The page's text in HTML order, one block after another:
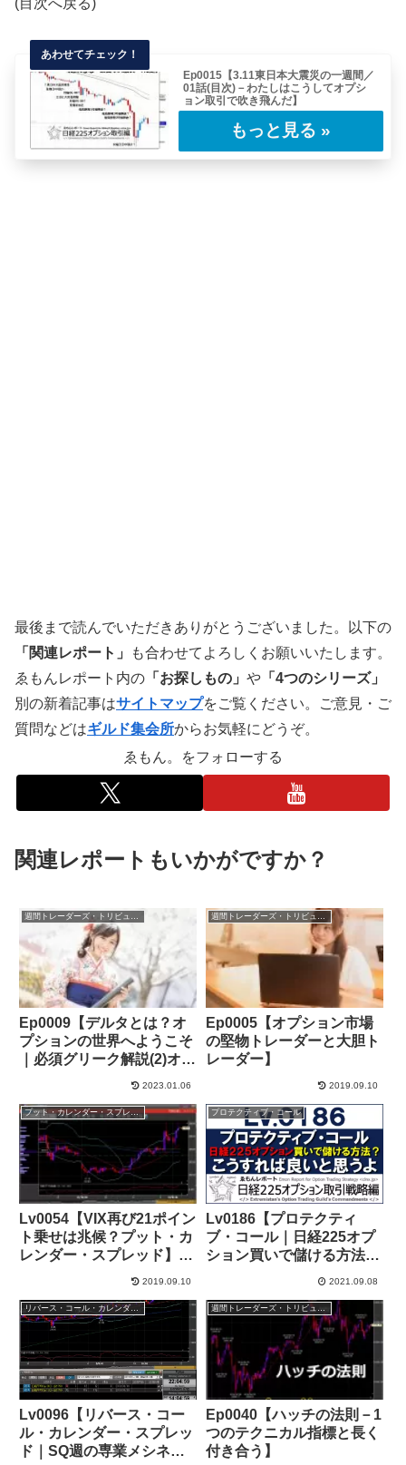
(目次へ戻る)
Ep0015【3.11東日本大震災の一週間／
01話(目次)－わたしはこうしてオプシ
ョン取引で吹き飛んだ】
から連載していくようなレポートを書いていま
最後まで読んでいただきありがとうございました。以下の
「関連レポート」
も合わせてよろしくお願いいたします。
ゑもんレポート内の 「お探しもの」 や 「4つのシリーズ」
別の新着記事はサイトマップをご覧ください。ご意見・ご
質問などはギルド集会所からお気軽にどうぞ。
ゑもん。をフォローする
関連レポートもいかがですか？
週間トレーダーズ・トリビューン
Ep0009【デルタとは？オ
プションの世界へようこそ
｜必須グリーク解説(2)オプ
2023.01.06
週間トレーダーズ・トリビューン
Ep0005【オプション市場
の堅物トレーダーと大胆ト
レーダー】
2019.09.10
プット・カレンダー・スプレッド
Lv0054【VIX再び21ポイン
ト乗せは兆候？プット・カ
レンダー・スプレッド】
2019.09.10
プロテクティブ・コール
Lv0186【プロテクティ
ブ・コール｜日経225オプ
ション買いで儲ける方法？
2021.09.08
リバース・コール・カレンダー・スプレッド
Lv0096【リバース・コー
ル・カレンダー・スプレッ
ド｜SQ週の専業メシネ
週間トレーダーズ・トリビューン
Ep0040【ハッチの法則－1
つのテクニカル指標と長く
付き合う】